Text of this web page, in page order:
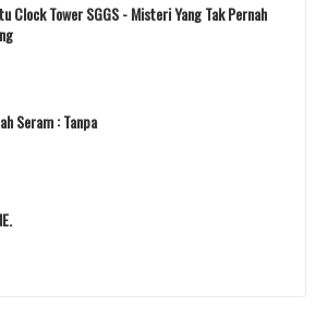
Clock Tower SGGS - Misteri Yang Tak Pernah
Seram : Tanpa